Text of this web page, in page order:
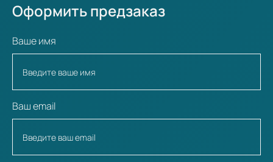
Оформить предзаказ
Ваше имя
Ваш email